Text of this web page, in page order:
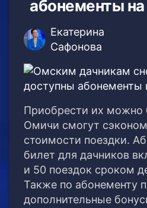
абонементы
Екатерина
Сафонова
Приобрести их можно
Омичи смогут
стоимости поездки.
билет для дачников
и 50 поездок сроком
Также по абонементу
дополнительные